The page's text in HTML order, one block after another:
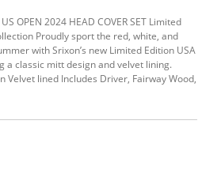
OPEN 2024 HEAD COVER SET Limited
Proudly sport the red, white, and
with Srixon’s new Limited Edition USA
classic mitt design and velvet lining.
Velvet lined Includes Driver, Fairway Wood,